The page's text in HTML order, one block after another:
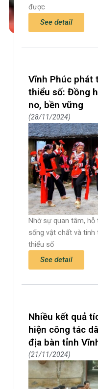
được
See detail
Vĩnh Phúc phát
thiểu số: Đồng
no, bền vững
28/11/2024
Nhờ sự quan tâm, hỗ
sống vật chất và
thiểu số
See detail
Nhiều kết quả
hiện công tác
địa bàn tỉnh
21/11/2024